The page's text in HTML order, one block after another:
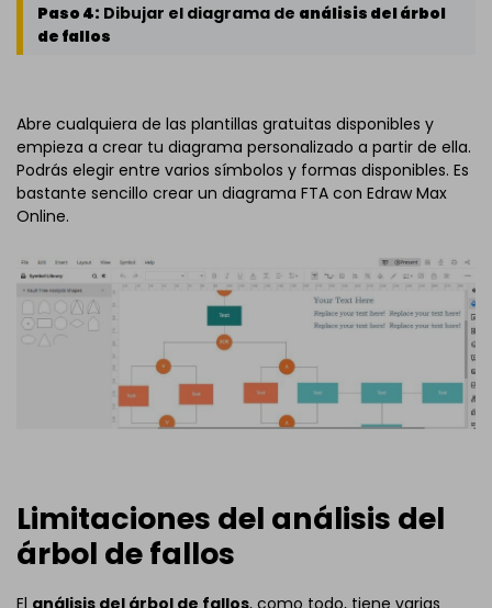
Paso 4: Dibujar el diagrama de análisis del árbol
de fallos
Abre cualquiera de las plantillas gratuitas disponibles y
empieza a crear tu diagrama personalizado a partir de ella.
Podrás elegir entre varios símbolos y formas disponibles. Es
bastante sencillo crear un diagrama FTA con Edraw Max
Online.
Limitaciones del análisis del
árbol de fallos
El análisis del árbol de fallos, como todo, tiene varias